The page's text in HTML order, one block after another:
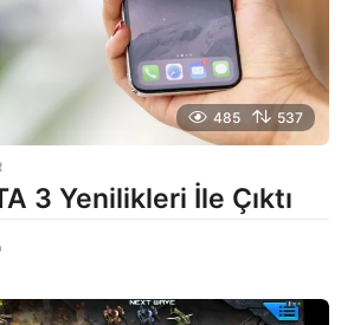
485 537
3 Yenilikleri İle Çıktı
l